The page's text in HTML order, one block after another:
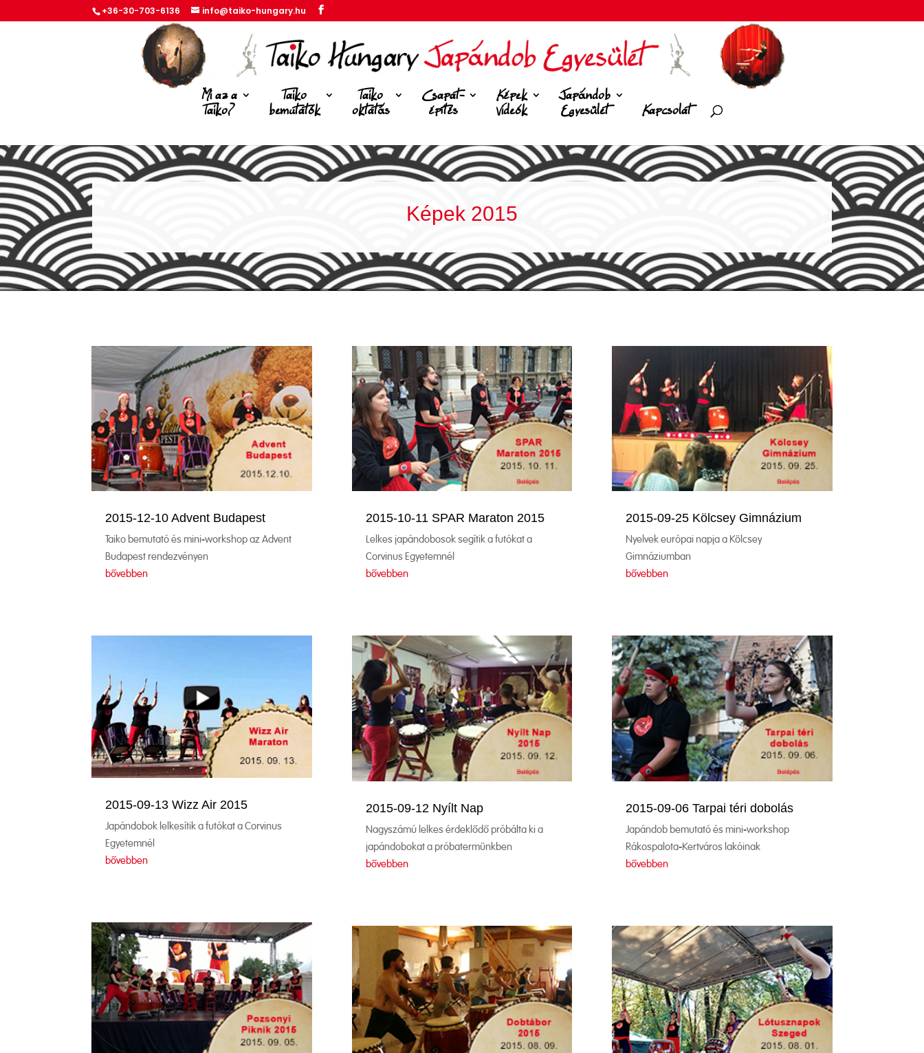
+36-30-703-6136 info@taiko-hungary.hu
Mi az a
Taiko?
Taiko
bemutatók
Taiko
oktatás
Csapat-
építés
Képek
Videók
Japándob
Egyesület
Kapcsolat
Képek 2015
2015-12-10 Advent Budapest
Taiko bemutató és mini-workshop az Advent
Budapest rendezvényen
bővebben
2015-09-13 Wizz Air 2015
Japándobok lelkesítik a futókat a Corvinus
Egyetemnél
bővebben
2015-10-11 SPAR Maraton 2015
Lelkes japándobosok segítik a futókat a
Corvinus Egyetemnél
bővebben
2015-09-12 Nyílt Nap
Nagyszámú lelkes érdeklődő próbálta ki a
japándobokat a próbatermünkben
bővebben
2015-09-25 Kölcsey Gimnázium
Nyelvek európai napja a Kölcsey
Gimnáziumban
bővebben
2015-09-06 Tarpai téri dobolás
Japándob bemutató és mini-workshop
Rákospalota-Kertváros lakóinak
bővebben